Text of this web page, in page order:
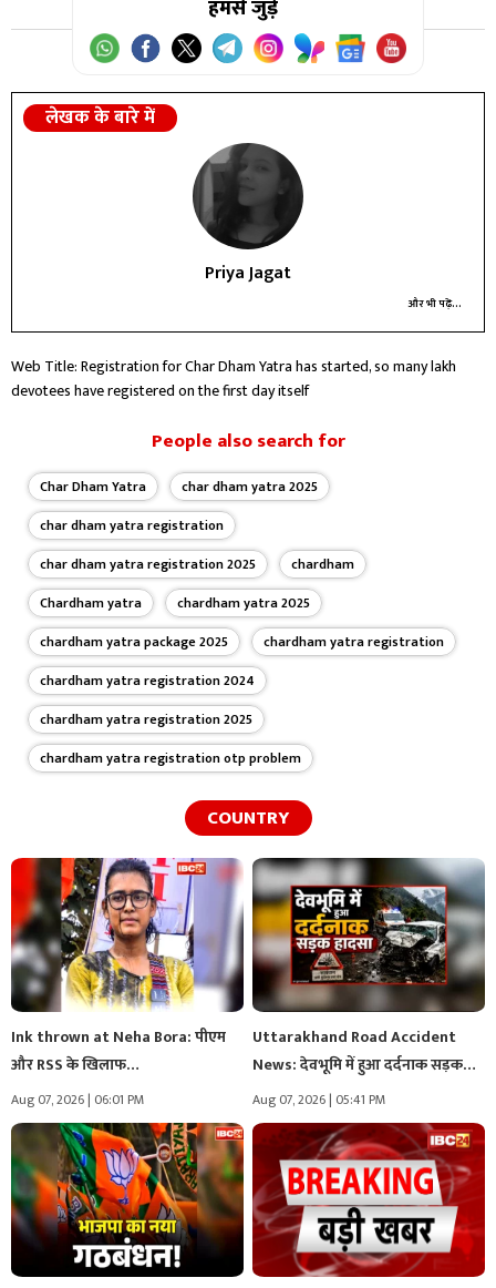
हमसे जुड़ें
लेखक के बारे में
Priya Jagat
और भी पढ़ें...
Web Title: Registration for Char Dham Yatra has started, so many lakh
devotees have registered on the first day itself
People also search for
Char Dham Yatra
char dham yatra 2025
char dham yatra registration
char dham yatra registration 2025
chardham
Chardham yatra
chardham yatra 2025
chardham yatra package 2025
chardham yatra registration
chardham yatra registration 2024
chardham yatra registration 2025
chardham yatra registration otp problem
COUNTRY
Ink thrown at Neha Bora: पीएम
और RSS के खिलाफ…
Aug 07, 2026 | 06:01 PM
Uttarakhand Road Accident
News: देवभूमि में हुआ दर्दनाक सड़क
हादसा,…
Aug 07, 2026 | 05:41 PM